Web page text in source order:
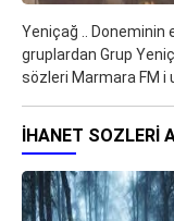
Yeniçağ .. Doneminin
gruplardan Grup
sözleri Marmara FM i
IHANET SOZLERI